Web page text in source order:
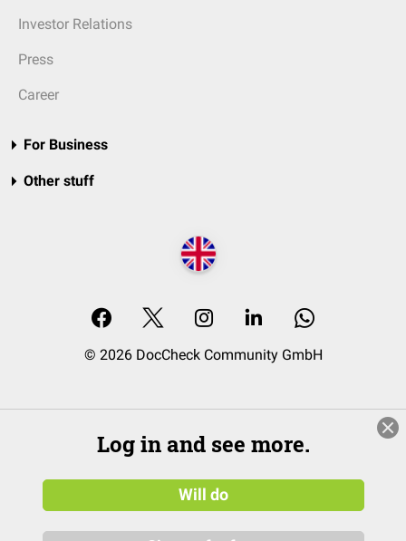
Investor Relations
Press
Career
For Business
Other stuff
© 2026 DocCheck Community GmbH
Log in and see more.
Will do